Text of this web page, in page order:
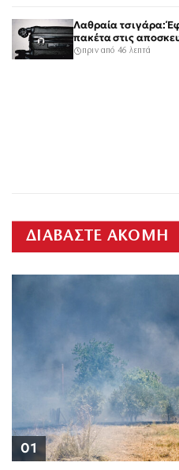
Λαθραία τσιγάρα:
πακέτα στις
πριν από 46 λεπτά
ΔΙΑΒΑΣΤΕ ΑΚΟΜΗ
01